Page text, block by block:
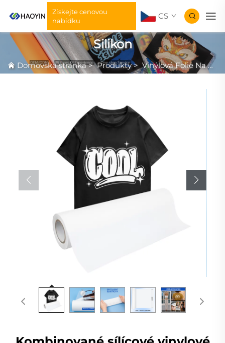
Získejte cenovou
nabídku
CS
Silikon
Domovská stránka>Produkty> Vinýlová Folie Na Přenos Tepla